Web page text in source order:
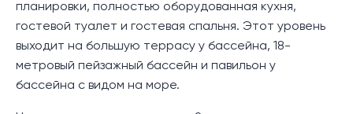
планировки, полностью оборудованная кухня,
гостевой туалет и гостевая спальня. Этот уровень
выходит на большую террасу у бассейна, 18-
метровый пейзажный бассейн и павильон у
бассейна с видом на море.